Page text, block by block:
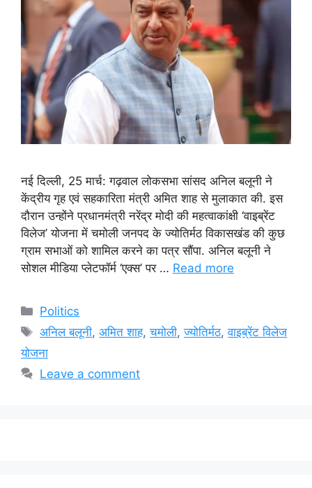
नई दिल्ली, 25 मार्च: गढ़वाल लोकसभा सांसद अनिल बलूनी ने
केंद्रीय गृह एवं सहकारिता मंत्री अमित शाह से मुलाकात की. इस
दौरान उन्होंने प्रधानमंत्री नरेंद्र मोदी की महत्वाकांक्षी ‘वाइब्रेंट
विलेज’ योजना में चमोली जनपद के ज्योतिर्मठ विकासखंड की कुछ
ग्राम सभाओं को शामिल करने का पत्र सौंपा. अनिल बलूनी ने
सोशल मीडिया प्लेटफॉर्म ‘एक्स’ पर … Read more
Categories
Politics
Tags
अनिल बलूनी,अमित शाह,चमोली,ज्योतिर्मठ,वाइब्रेंट विलेज
योजना
Leave a comment